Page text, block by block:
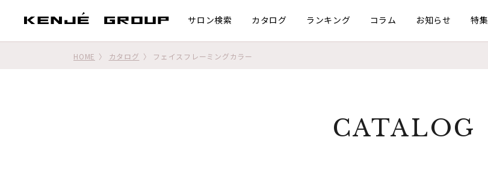
サロン検索 カタログ ランキング コラム お知らせ 特集
HOME カタログ フェイスフレーミングカラー
CATALOG